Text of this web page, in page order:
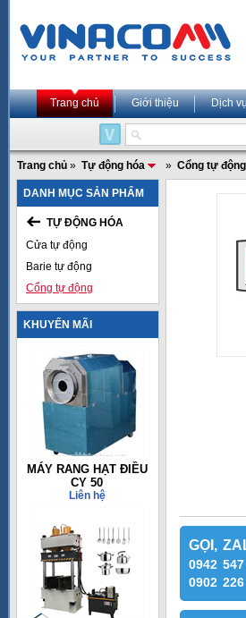
Trang chủ Giới thiệu Dịch
Trang chủ » Tự động hóa » Cổng tự động
DANH MỤC SẢN PHẨM
TỰ ĐỘNG HÓA
Cửa tự động
Barie tự động
Cổng tự động
KHUYẾN MÃI
MÁY RANG HẠT ĐIỀU
CY 50
Liên hệ
GỌI,
0942
0902